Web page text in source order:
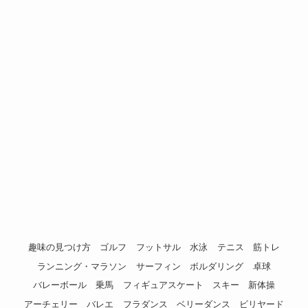
趣味の見つけ方 ゴルフ フットサル 水泳 テニス
筋トレ
ランニング・マラソン
サーフィン ボルダリング
卓球
バレーボール
乗馬 フィギュアスケート スキー
新体操
アーチェリー
バレエ フラダンス ベリーダンス ビリヤード